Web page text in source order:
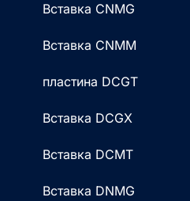
Вставка CNMG
Вставка CNMM
пластина DCGT
Вставка DCGX
Вставка DCMT
Вставка DNMG